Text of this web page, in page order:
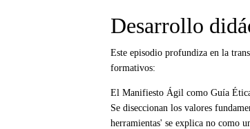
Desarrollo
Este episodio profundiza en la
formativos:
El Manifiesto Ágil como Guía
Se diseccionan los valores
herramientas' se explica no como